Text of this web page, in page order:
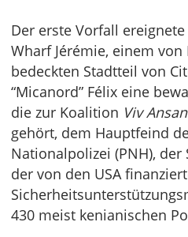
Der erste Vorfall
Wharf Jérémie, einem
bedeckten Stadtteil von
“Micanord” Félix eine
die zur Koalition Viv
gehört, dem Hauptfeind
Nationalpolizei (PNH), der
der von den USA
430 meist kenianischen